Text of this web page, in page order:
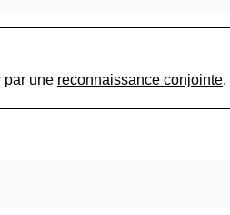
par une reconnaissance conjointe.